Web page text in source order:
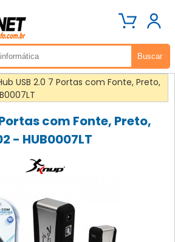
USB 2.0 7 Portas com Fonte, Preto,
Portas com Fonte, Preto,
- HUB0007LT